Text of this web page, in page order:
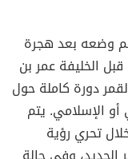
تم وضعه بعد هجرة
الخليفة عمر بن
دورة كاملة حول
الإسلامي. يتم
تحري رؤية